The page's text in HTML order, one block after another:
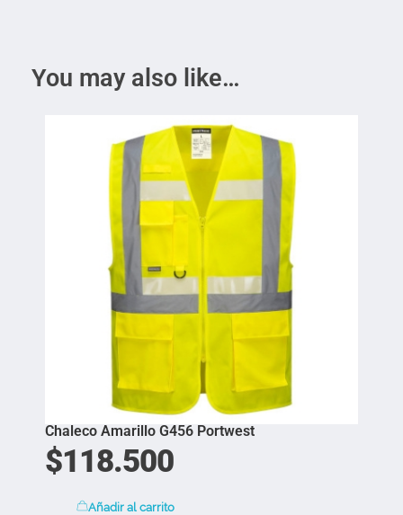
You may also like…
Chaleco Amarillo G456 Portwest
$118.500
Añadir al carrito